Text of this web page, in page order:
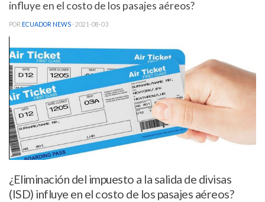
influye en el costo de los pasajes aéreos?
POR ECUADOR NEWS · 2021-08-03
¿Eliminación del impuesto a la salida de divisas
(ISD) influye en el costo de los pasajes aéreos?